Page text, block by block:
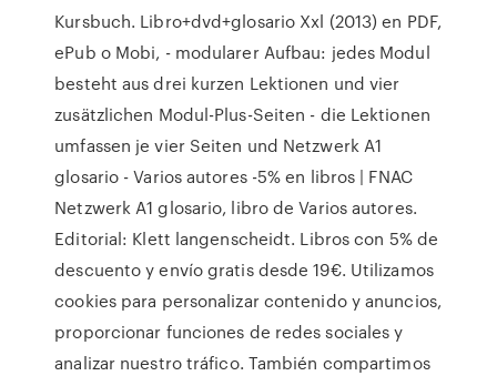
Kursbuch. Libro+dvd+glosario Xxl (2013) en PDF,
ePub o Mobi, - modularer Aufbau: jedes Modul
besteht aus drei kurzen Lektionen und vier
zusätzlichen Modul-Plus-Seiten - die Lektionen
umfassen je vier Seiten und Netzwerk A1
glosario - Varios autores -5% en libros | FNAC
Netzwerk A1 glosario, libro de Varios autores.
Editorial: Klett langenscheidt. Libros con 5% de
descuento y envío gratis desde 19€. Utilizamos
cookies para personalizar contenido y anuncios,
proporcionar funciones de redes sociales y
analizar nuestro tráfico. También compartimos